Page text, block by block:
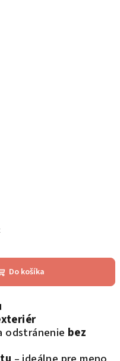
Do košíka
odstránenie bez